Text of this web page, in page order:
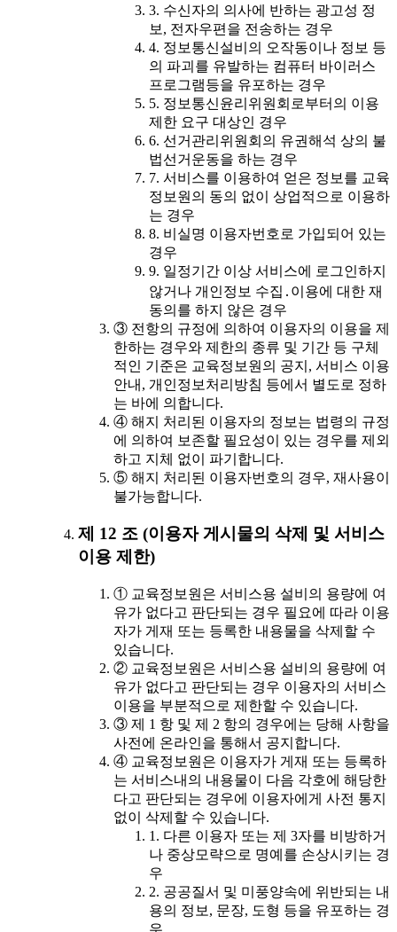
3. 수신자의 의사에 반하는 광고성 정
보, 전자우편을 전송하는 경우
4. 정보통신설비의 오작동이나 정보 등
의 파괴를 유발하는 컴퓨터 바이러스
프로그램등을 유포하는 경우
5. 정보통신윤리위원회로부터의 이용
제한 요구 대상인 경우
6. 선거관리위원회의 유권해석 상의 불
법선거운동을 하는 경우
7. 서비스를 이용하여 얻은 정보를 교육
정보원의 동의 없이 상업적으로 이용하
는 경우
8. 비실명 이용자번호로 가입되어 있는
경우
9. 일정기간 이상 서비스에 로그인하지
않거나 개인정보 수집․이용에 대한 재
동의를 하지 않은 경우
③ 전항의 규정에 의하여 이용자의 이용을 제
한하는 경우와 제한의 종류 및 기간 등 구체
적인 기준은 교육정보원의 공지, 서비스 이용
안내, 개인정보처리방침 등에서 별도로 정하
는 바에 의합니다.
④ 해지 처리된 이용자의 정보는 법령의 규정
에 의하여 보존할 필요성이 있는 경우를 제외
하고 지체 없이 파기합니다.
⑤ 해지 처리된 이용자번호의 경우, 재사용이
불가능합니다.
제 12 조 (이용자 게시물의 삭제 및 서비스
이용 제한)
① 교육정보원은 서비스용 설비의 용량에 여
유가 없다고 판단되는 경우 필요에 따라 이용
자가 게재 또는 등록한 내용물을 삭제할 수
있습니다.
② 교육정보원은 서비스용 설비의 용량에 여
유가 없다고 판단되는 경우 이용자의 서비스
이용을 부분적으로 제한할 수 있습니다.
③ 제 1 항 및 제 2 항의 경우에는 당해 사항을
사전에 온라인을 통해서 공지합니다.
④ 교육정보원은 이용자가 게재 또는 등록하
는 서비스내의 내용물이 다음 각호에 해당한
다고 판단되는 경우에 이용자에게 사전 통지
없이 삭제할 수 있습니다.
1. 다른 이용자 또는 제 3자를 비방하거
나 중상모략으로 명예를 손상시키는 경
우
2. 공공질서 및 미풍양속에 위반되는 내
용의 정보, 문장, 도형 등을 유포하는 경
우